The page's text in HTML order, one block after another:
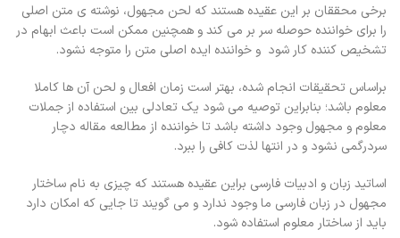
برخی محققان بر این عقیده هستند که لحن مجهول، نوشته ی متن اصلی
را برای خواننده حوصله سر بر می کند و همچنین ممکن است باعث ابهام در
تشخیص کننده کار شود و خواننده ایده اصلی متن را متوجه نشود.
براساس تحقیقات انجام شده، بهتر است زمان افعال و لحن آن ها کاملا
معلوم باشد؛ بنابراین توصیه می شود یک تعادلی بین استفاده از جملات
معلوم و مجهول وجود داشته باشد تا خواننده از مطالعه مقاله دچار
سردرگمی نشود و در انتها لذت کافی را ببرد.
اساتید زبان و ادبیات فارسی براین عقیده هستند که چیزی به نام ساختار
مجهول در زبان فارسی ما وجود ندارد و می گویند تا جایی که امکان دارد
باید از ساختار معلوم استفاده شود.